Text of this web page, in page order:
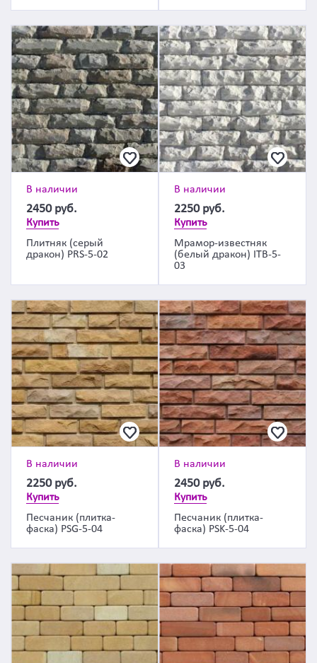
В наличии
2450 руб.
Купить
Плитняк (серый
дракон) PRS-5-02
В наличии
2250 руб.
Купить
Мрамор-известняк
(белый дракон) ITB-5-
03
В наличии
2250 руб.
Купить
Песчаник (плитка-
фаска) PSG-5-04
В наличии
2450 руб.
Купить
Песчаник (плитка-
фаска) PSK-5-04